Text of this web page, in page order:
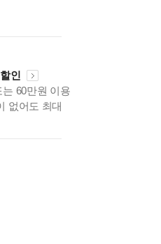
인
60만원 이용
없어도 최대